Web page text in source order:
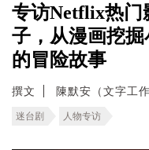
专访Netflix热门
子，从漫画挖
的冒险故事
撰文 陳默安（文字工作
迷台剧 人物专访